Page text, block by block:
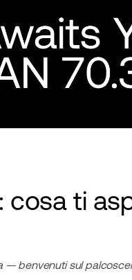
ti
— benvenuti sul